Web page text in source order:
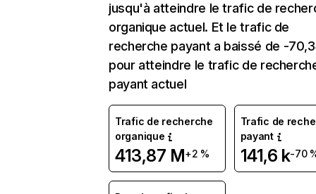
jusqu'à atteindre le trafic de
organique actuel. Et le trafic de
recherche payant a baissé de -
pour atteindre le trafic de
payant actuel
Trafic de recherche
organique
413,87 M+2 %
Trafic de
payant
141,6 k-70